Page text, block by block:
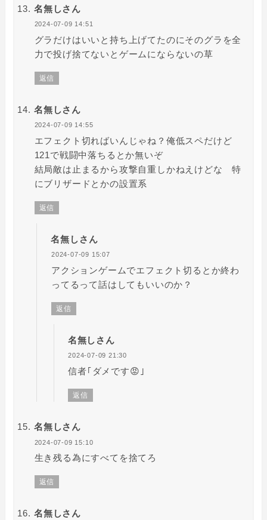
名無しさん
2024-07-09 14:51
グラだけはいいと持ち上げてたのにそのグラを全
力で投げ捨てないとゲームにならないの草
返信
名無しさん
2024-07-09 14:55
エフェクト切ればいんじゃね？俺低スペだけど
121で戦闘中落ちるとか無いぞ
結局敵は止まるから攻撃自重しかねえけどな 特
にブリザードとかの設置系
返信
名無しさん
2024-07-09 15:07
アクションゲームでエフェクト切るとか終わ
ってるって話はしてもいいのか？
返信
名無しさん
2024-07-09 21:30
信者｢ダメです😡｣
返信
名無しさん
2024-07-09 15:10
生き残る為にすべてを捨てろ
返信
名無しさん